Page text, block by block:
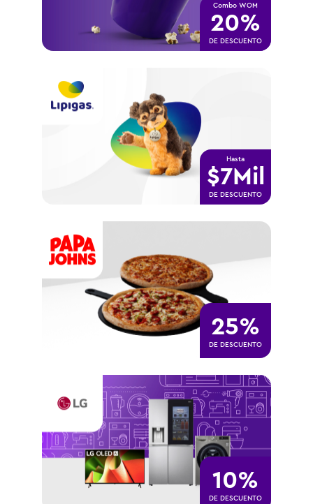
Combo WOM
20%
DE DESCUENTO
Hasta
$7Mil
DE DESCUENTO
25%
DE DESCUENTO
10%
DE DESCUENTO